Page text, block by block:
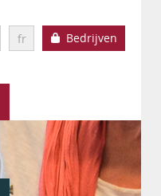
fr Bedrijven